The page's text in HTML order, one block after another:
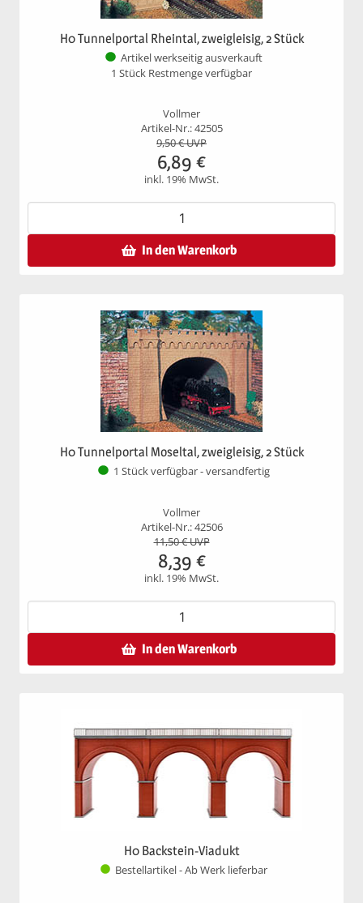
H0 Tunnelportal Rheintal, zweigleisig, 2 Stück
Artikel werkseitig ausverkauft
1 Stück Restmenge verfügbar
Vollmer
Artikel-Nr.: 42505
9,50€ UVP
6,89 €
inkl. 19% MwSt.
In den Warenkorb
H0 Tunnelportal Moseltal, zweigleisig, 2 Stück
1 Stück verfügbar - versandfertig
Vollmer
Artikel-Nr.: 42506
11,50€ UVP
8,39 €
inkl. 19% MwSt.
In den Warenkorb
H0 Backstein-Viadukt
Bestellartikel - Ab Werk lieferbar